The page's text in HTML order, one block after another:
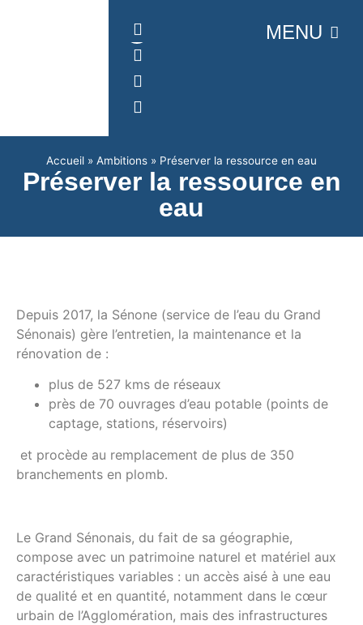
MENU
Accueil » Ambitions » Préserver la ressource en eau
Préserver la ressource en
eau
Depuis 2017, la Sénone (service de l’eau du Grand
Sénonais) gère l’entretien, la maintenance et la
rénovation de :
plus de 527 kms de réseaux
près de 70 ouvrages d’eau potable (points de
captage, stations, réservoirs)
et procède au remplacement de plus de 350
branchements en plomb.
Le Grand Sénonais, du fait de sa géographie,
compose avec un patrimoine naturel et matériel aux
caractéristiques variables : un accès aisé à une eau
de qualité et en quantité, notamment dans le cœur
urbain de l’Agglomération, mais des infrastructures